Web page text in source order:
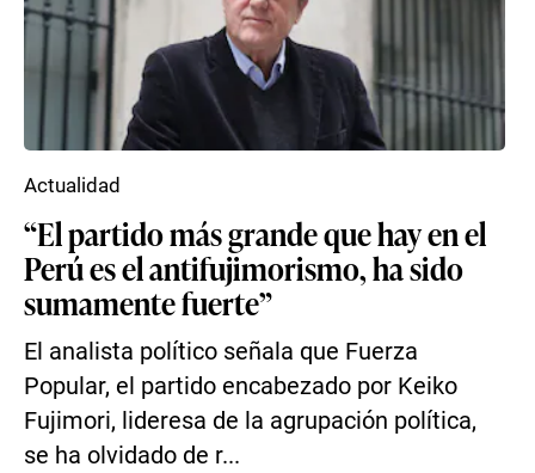
“El partido más grande que hay en el
Perú es el antifujimorismo, ha sido
sumamente fuerte”
El analista político señala que Fuerza
Popular, el partido encabezado por Keiko
Fujimori, lideresa de la agrupación política,
se ha olvidado de r...
Actualidad